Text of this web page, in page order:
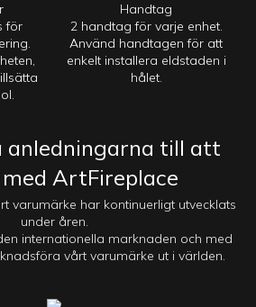
för
Handtag
2 handtag för varje enhet.
Använd handtagen för att
enkelt installera eldstaden i
hålet.
anledningarna till att
ArtFireplace
varumärke har kontinuerligt utvecklats
under åren.
internationella marknaden och med
vårt varumärke ut i världen.